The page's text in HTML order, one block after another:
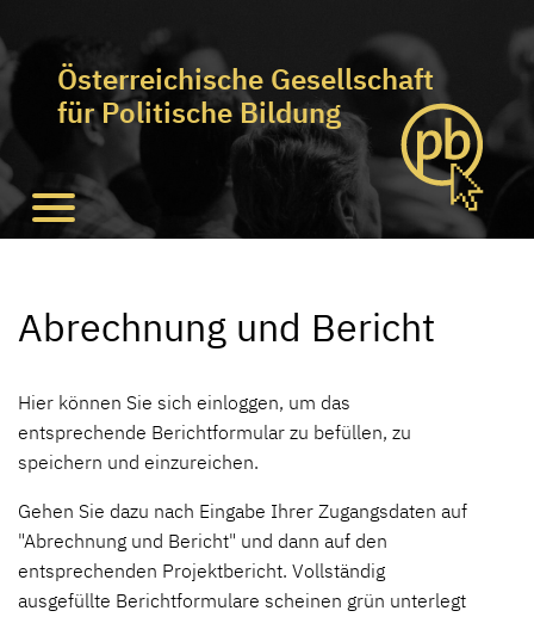
Österreichische Gesellschaft
für Politische Bildung
Abrechnung und Bericht
Hier können Sie sich einloggen, um das
entsprechende Berichtformular zu befüllen, zu
speichern und einzureichen.
Gehen Sie dazu nach Eingabe Ihrer Zugangsdaten auf
"Abrechnung und Bericht" und dann auf den
entsprechenden Projektbericht. Vollständig
ausgefüllte Berichtformulare scheinen grün unterlegt